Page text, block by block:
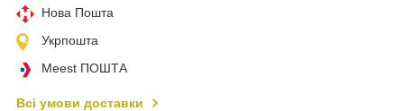
Нова Пошта
Укрпошта
Meest ПОШТА
Всі умови доставки